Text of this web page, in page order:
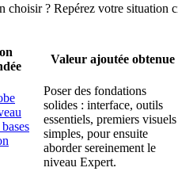
choisir ? Repérez votre situation
Valeur ajoutée obtenue
Poser des fondations
solides : interface, outils
essentiels, premiers visuels
simples, pour ensuite
aborder sereinement le
niveau Expert.